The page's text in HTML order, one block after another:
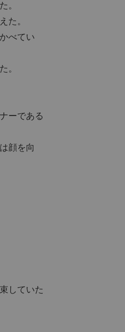
。
た。
べてい
。
ーである
顔を向
していた